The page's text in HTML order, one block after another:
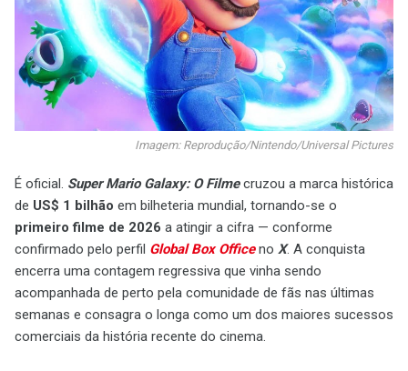
Imagem: Reprodução/Nintendo/Universal Pictures
É oficial. Super Mario Galaxy: O Filmecruzou a marca histórica
de US$ 1 bilhão em bilheteria mundial, tornando-se o
primeiro filme de 2026 a atingir a cifra — conforme
confirmado pelo perfil Global Box Officeno X. A conquista
encerra uma contagem regressiva que vinha sendo
acompanhada de perto pela comunidade de fãs nas últimas
semanas e consagra o longa como um dos maiores sucessos
comerciais da história recente do cinema.